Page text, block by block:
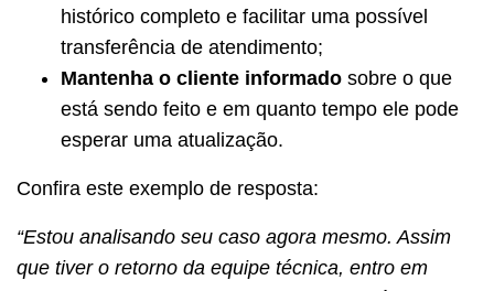
histórico completo e facilitar uma possível
transferência de atendimento;
Mantenha o cliente informado sobre o que
está sendo feito e em quanto tempo ele pode
esperar uma atualização.
Confira este exemplo de resposta:
“Estou analisando seu caso agora mesmo. Assim
que tiver o retorno da equipe técnica, entro em